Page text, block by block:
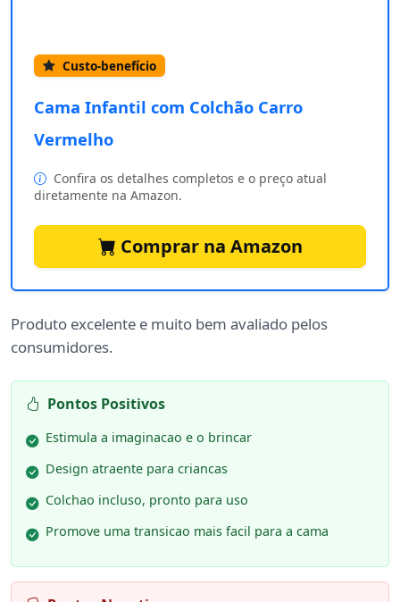
Custo-benefício
Cama Infantil com Colchão Carro
Vermelho
Confira os detalhes completos e o preço atual
diretamente na Amazon.
Comprar na Amazon
Produto excelente e muito bem avaliado pelos
consumidores.
Pontos Positivos
Estimula a imaginacao e o brincar
Design atraente para criancas
Colchao incluso, pronto para uso
Promove uma transicao mais facil para a cama